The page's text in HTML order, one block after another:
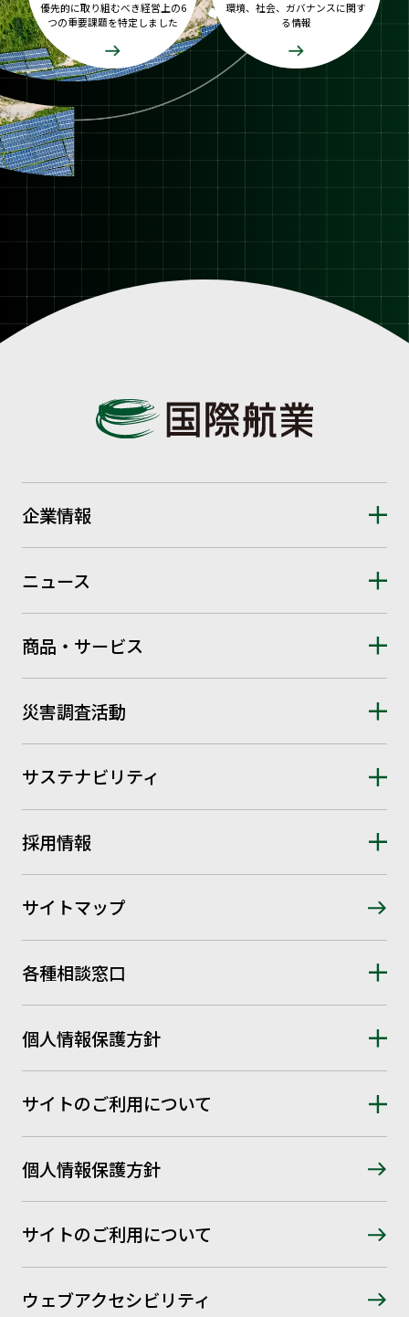
優先的に取り組むべき経営上の6
つの重要課題を特定しました
環境、社会、ガバナンスに関す
る情報
企業情報
ニュース
商品・サービス
災害調査活動
サステナビリティ
採用情報
サイトマップ
各種相談窓口
個人情報保護方針
サイトのご利用について
個人情報保護方針
サイトのご利用について
ウェブアクセシビリティ